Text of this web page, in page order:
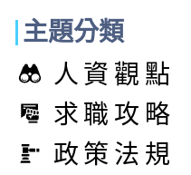
主題分類
人資觀點
求職攻略
政策法規